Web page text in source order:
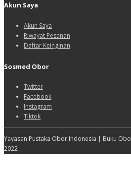
Akun Saya
Akun Saya
Riwayat Pesanan
Daftar Keinginan
Sosmed Obor
Twitter
Facebook
Instagram
Tiktok
Yayasan Pustaka Obor Indonesia | Buku
2022